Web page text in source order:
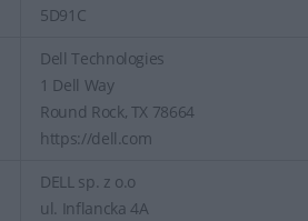
5D91C
Dell Technologies
1 Dell Way
Round Rock, TX 78664
https://dell.com
DELL sp. z o.o
ul. Inflancka 4A